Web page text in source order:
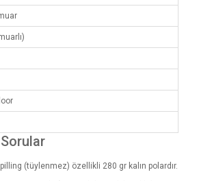
(tüylenmez) özellikli 280 gr kalın polardır.